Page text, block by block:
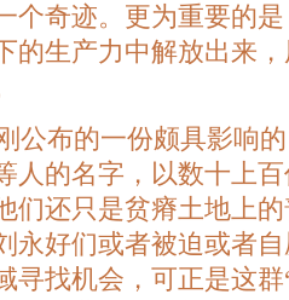
个奇迹。更为重要的
的生产力中解放出来
公布的一份颇具影响
人的名字，以数十上
们还只是贫瘠土地上
永好们或者被迫或者
寻找机会，可正是这